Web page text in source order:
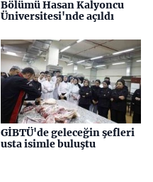
Bölümü Hasan Kalyoncu
Üniversitesi'nde açıldı
GİBTÜ'de geleceğin şefleri
usta isimle buluştu